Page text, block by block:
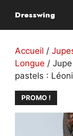
contenu
Dresswing
Accueil /
Longue /
pastels :
PROMO !